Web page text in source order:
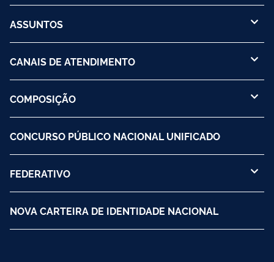
ASSUNTOS
CANAIS DE ATENDIMENTO
COMPOSIÇÃO
CONCURSO PÚBLICO NACIONAL UNIFICADO
FEDERATIVO
NOVA CARTEIRA DE IDENTIDADE NACIONAL